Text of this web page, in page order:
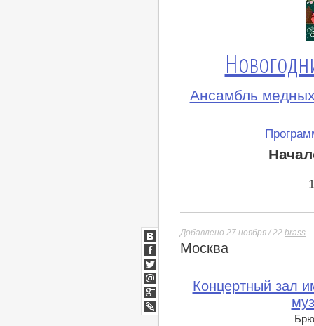
Ансамбль
Добавлено 27 ноября / 22 brass
Москва
Концертный зал
ВКонтакте
Facebook
Twitter
Мой
Мир
Google+
lj